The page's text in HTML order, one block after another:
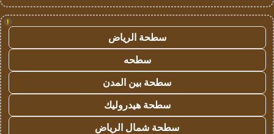
!
سطحة الرياض
سطحه
سطحة بين المدن
سطحة هيدروليك
سطحة شمال الرياض